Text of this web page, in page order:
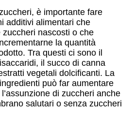
è importante fare
additivi alimentari che
nascosti o che
la quantità
Tra questi ci sono il
il succo di canna
vegetali dolcificanti. La
può far aumentare
l’assunzione di zuccheri anche
salutari o senza zuccheri